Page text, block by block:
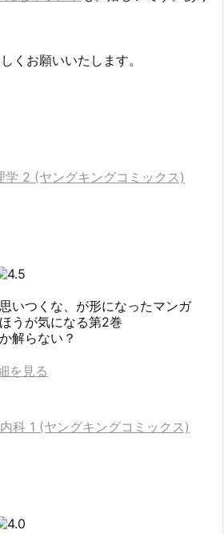
くお願いいたします。
学 2 (ヤングキングコミックス)
いつくな、が形になったマンガ
うが気になる第2巻
解らない？
を見る
科 1 (ヤングキングコミックス)